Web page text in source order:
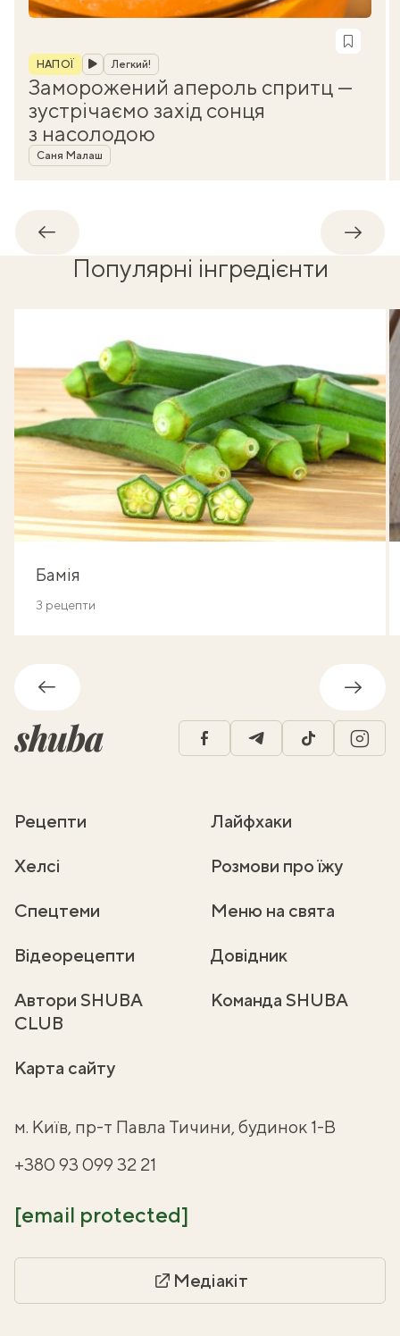
Рубрика
НАПОЇ Легкий!
Заморожений апероль спритц —
зустрічаємо захід сонця
з насолодою
Автор
Саня Малаш
Назад
Популярні інгредієнти
Бамія
3 рецепти
Назад
facebooktelegramtiktok
Рецепти Лайфхаки
Хелсі Розмови про їжу
Спецтеми Меню на свята
Відеорецепти Довідник
Автори SHUBA
CLUB
Команда SHUBA
Карта сайту
м. Київ, пр-т Павла Тичини, будинок 1-В
+380 93 099 32 21
[email protected]
Медіакіт